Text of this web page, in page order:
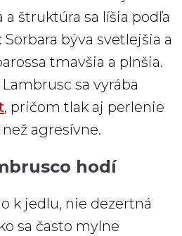
a štruktúra sa líšia podľa
býva svetlejšia a
tmavšia a plnšia.
sa vyrába
, pričom tlak aj perlenie
agresívne.
hodí
k jedlu, nie dezertná
sa často mylne